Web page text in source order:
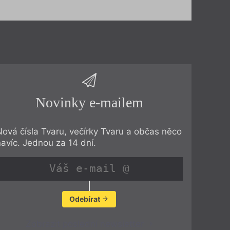
Novinky e-mailem
čísla Tvaru, večírky Tvaru a občas něco
Jednou za 14 dní.
Odebírat